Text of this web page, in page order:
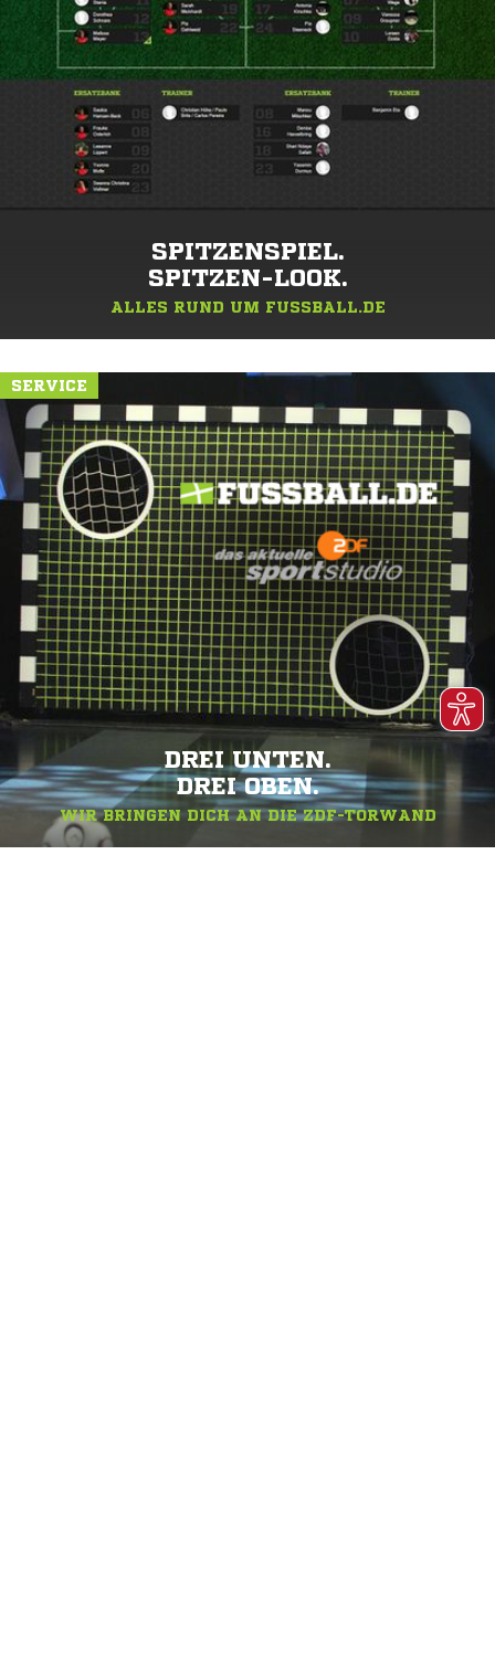
SPITZENSPIEL.
SPITZEN-LOOK.
ALLES RUND UM FUSSBALL.DE
SERVICE
DREI UNTEN.
DREI OBEN.
WIR BRINGEN DICH AN DIE ZDF-TORWAND